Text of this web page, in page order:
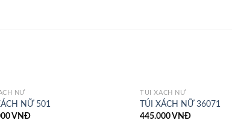
NỮ
NỮ 501
VNĐ
TÚI XÁCH NỮ
TÚI XÁCH NỮ 36071
445.000VNĐ